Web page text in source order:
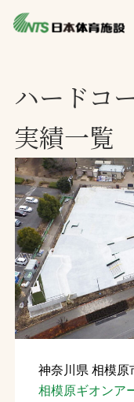
プレスリリース
レポート
製品・サービス一覧
施工・管理実績一覧
会社概要
採用情報
お問合せ
ハードコ
実績一覧
神奈川県 相模原
相模原ギオンア